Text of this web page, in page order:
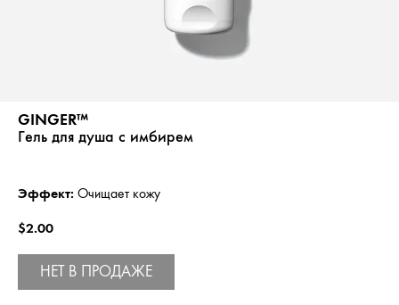
GINGER™
Гель для душа с имбирем
Эффект: Очищает кожу
$2.00
НЕТ В ПРОДАЖЕ